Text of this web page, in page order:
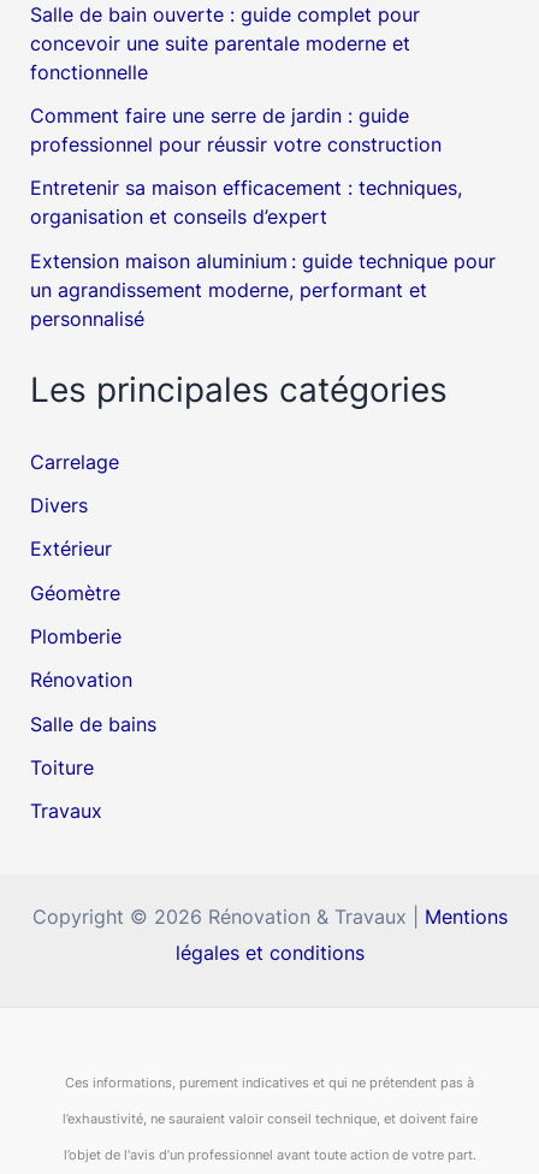
Salle de bain ouverte : guide complet pour
concevoir une suite parentale moderne et
fonctionnelle
Comment faire une serre de jardin : guide
professionnel pour réussir votre construction
Entretenir sa maison efficacement : techniques,
organisation et conseils d’expert
Extension maison aluminium : guide technique pour
un agrandissement moderne, performant et
personnalisé
Les principales catégories
Carrelage
Divers
Extérieur
Géomètre
Plomberie
Rénovation
Salle de bains
Toiture
Travaux
Copyright © 2026 Rénovation & Travaux | Mentions
légales et conditions
Ces informations, purement indicatives et qui ne prétendent pas à
l’exhaustivité, ne sauraient valoir conseil technique, et doivent faire
l’objet de l'avis d’un professionnel avant toute action de votre part.